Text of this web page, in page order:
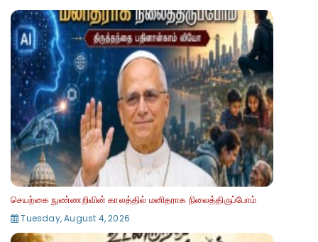
செயற்கை நுண்ணறிவின் காலத்தில் மனிதராக நிலைத்திருப்போம்
Tuesday, August 4, 2026